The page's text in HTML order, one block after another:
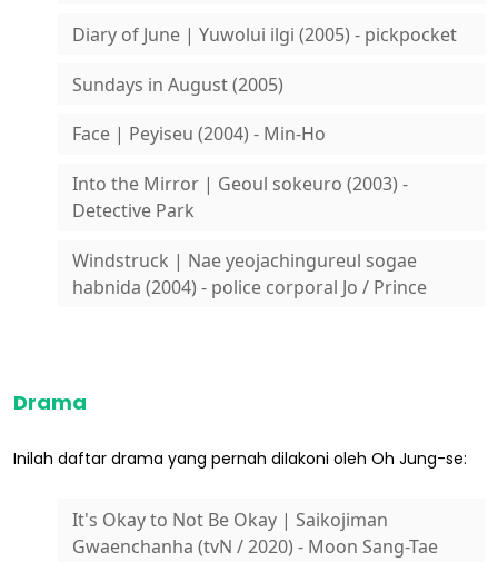
Diary of June | Yuwolui ilgi (2005) - pickpocket
Sundays in August (2005)
Face | Peyiseu (2004) - Min-Ho
Into the Mirror | Geoul sokeuro (2003) -
Detective Park
Windstruck | Nae yeojachingureul sogae
habnida (2004) - police corporal Jo / Prince
Drama
Inilah daftar drama yang pernah dilakoni oleh Oh Jung-se:
It's Okay to Not Be Okay | Saikojiman
Gwaenchanha (tvN / 2020) - Moon Sang-Tae